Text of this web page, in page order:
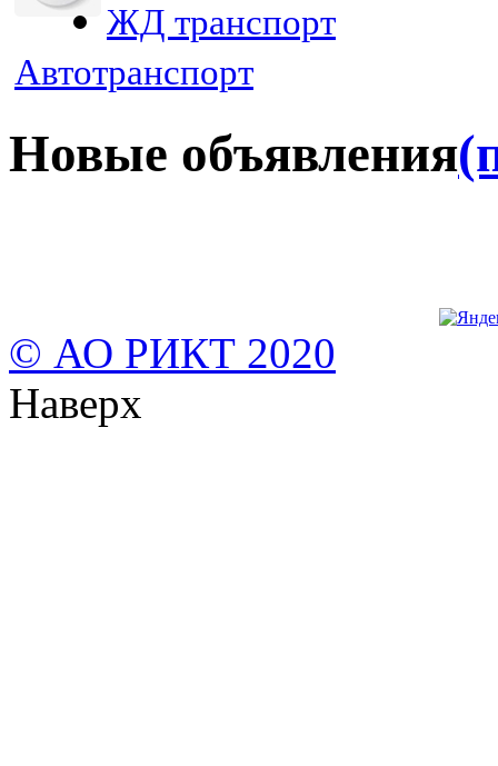
ЖД транспорт
Автотранспорт
Новые объявления
© АО РИКТ 2020
Наверх